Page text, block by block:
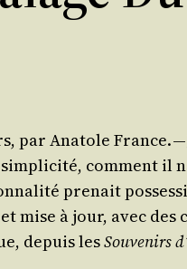
, par Ana­tole France. —
com­ment il
pre­nait
mise à jour, avec des
depuis lesSou­ve­nirs